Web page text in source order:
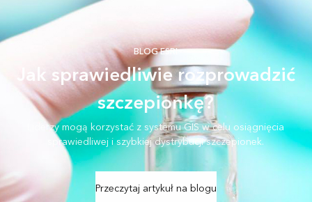
BLOG ESRI
Jak sprawiedliwie rozprowadzić
szczepionkę?
Liderzy mogą korzystać z systemu GIS w celu osiągnięcia
sprawiedliwej i szybkiej dystrybucji szczepionek.
Przeczytaj artykuł na blogu